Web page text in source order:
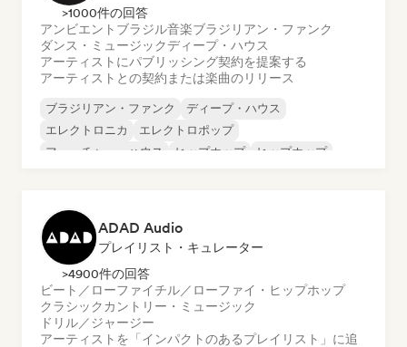
>1000件の回答
アンビエント ブラジル音楽ブラジリアン・ファンク
ダンス・ミュージックディープ・ハウス
アーティストにパブリッシング契約を提案する
アーティストとの契約または楽曲のリリース
ブラジリアン・ファンク
ディープ・ハウス
エレクトロニカ
エレクトロポップ
フューチャー・ハウス
ヒップホップ
ヒップホップ
ADAD Audio
プレイリスト・キュレーター
>4900件の回答
ビート／ローファイチル／ローファイ・ヒップホップ
クラシック カントリー・ミュージック
ドリル／ジャージー
アーティストを「インパクトのあるプレイリスト」に追